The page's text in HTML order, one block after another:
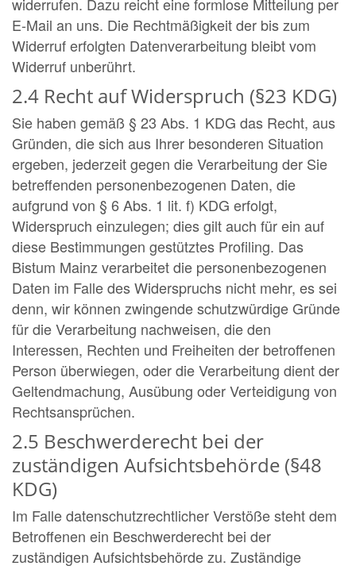
E-Mail an uns. Die Rechtmäßigkeit der bis zum
Widerruf erfolgten Datenverarbeitung bleibt vom
Widerruf unberührt.
2.4 Recht auf Widerspruch (§23 KDG)
Sie haben gemäß § 23 Abs. 1 KDG das Recht, aus
Gründen, die sich aus Ihrer besonderen Situation
ergeben, jederzeit gegen die Verarbeitung der Sie
betreffenden personenbezogenen Daten, die
aufgrund von § 6 Abs. 1 lit. f) KDG erfolgt,
Widerspruch einzulegen; dies gilt auch für ein auf
diese Bestimmungen gestütztes Profiling. Das
Bistum Mainz verarbeitet die personenbezogenen
Daten im Falle des Widerspruchs nicht mehr, es sei
denn, wir können zwingende schutzwürdige Gründe
für die Verarbeitung nachweisen, die den
Interessen, Rechten und Freiheiten der betroffenen
Person überwiegen, oder die Verarbeitung dient der
Geltendmachung, Ausübung oder Verteidigung von
Rechtsansprüchen.
2.5 Beschwerderecht bei der
zuständigen Aufsichtsbehörde (§48
KDG)
Im Falle datenschutzrechtlicher Verstöße steht dem
Betroffenen ein Beschwerderecht bei der
zuständigen Aufsichtsbehörde zu. Zuständige